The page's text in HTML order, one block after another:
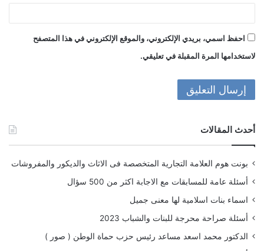
احفظ اسمي، بريدي الإلكتروني، والموقع الإلكتروني في هذا المتصفح
لاستخدامها المرة المقبلة في تعليقي.
أحدث المقالات
بونت هوم العلامة التجارية المتخصصة فى الاثاث والديكور والمفروشات
أسئلة عامة للمسابقات مع الاجابة اكثر من 500 سؤال
اسماء بنات اسلامية لها معنى جميل
أسئلة صراحة محرجة للبنات والشباب 2023
الدكتور محمد اسعد مساعد رئيس حزب حماة الوطن ( صور )